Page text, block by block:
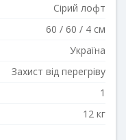
Сірий лофт
60 / 60 / 4 см
Україна
Захист від перегріву
1
12 кг